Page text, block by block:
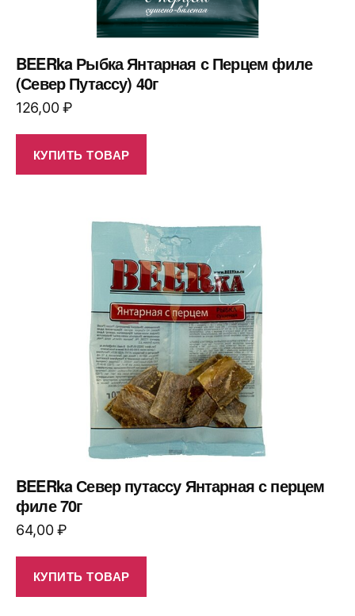
BEERka Рыбка Янтарная с Перцем филе
(Север Путассу) 40г
126,00₽
КУПИТЬ ТОВАР
BEERka Север путассу Янтарная с перцем
филе 70г
64,00₽
КУПИТЬ ТОВАР